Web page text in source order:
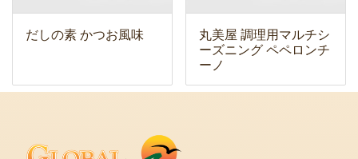
だしの素 かつお風味
丸美屋 調理用マルチシ
ーズニング ペペロンチ
ーノ